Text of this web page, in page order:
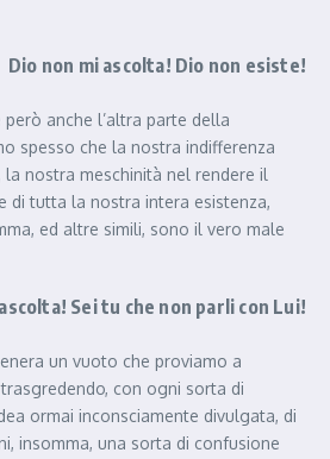
Dio non mi ascolta! Dio non esiste!
anche l’altra parte della
spesso che la nostra indifferenza
la nostra meschinità nel rendere il
di tutta la nostra intera esistenza,
ed altre simili, sono il vero male
Sei tu che non parli con Lui!
un vuoto che proviamo a
con ogni sorta di
ormai inconsciamente divulgata, di
insomma, una sorta di confusione